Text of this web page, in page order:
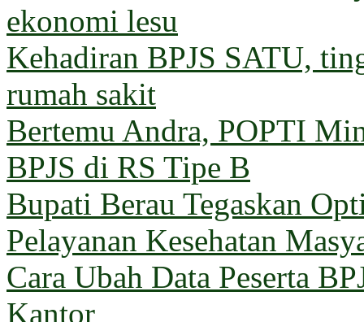
ekonomi lesu
Kehadiran BPJS SATU,
rumah sakit
Bertemu Andra, POPTI
BPJS di RS Tipe B
Bupati Berau Tegaskan
Pelayanan Kesehatan
Cara Ubah Data Peserta
Kantor